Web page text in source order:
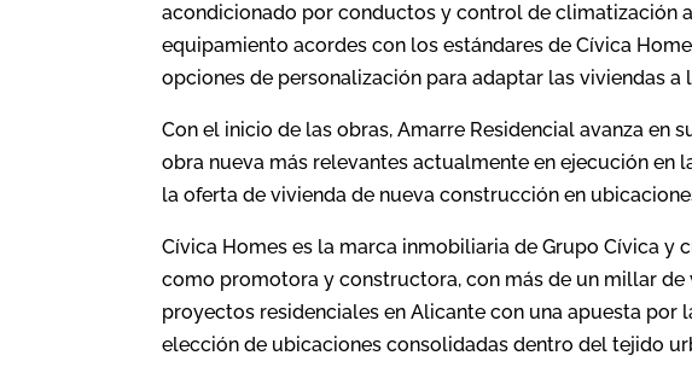
acondicionado por conductos y control de climatización
equipamiento acordes con los estándares de Cívica
opciones de personalización para adaptar las viviendas a
Con el inicio de las obras, Amarre Residencial avanza en
obra nueva más relevantes actualmente en ejecución en
la oferta de vivienda de nueva construcción en
Cívica Homes es la marca inmobiliaria de Grupo Cívica y
como promotora y constructora, con más de un millar
proyectos residenciales en Alicante con una apuesta
elección de ubicaciones consolidadas dentro del tejido